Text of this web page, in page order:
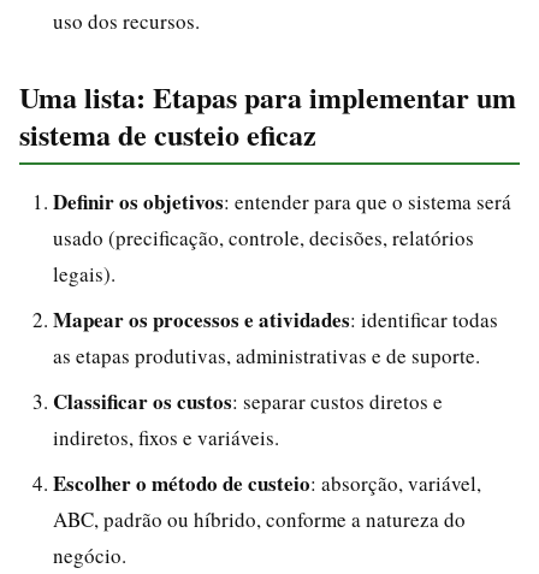
uso dos recursos.
Uma lista: Etapas para implementar um
sistema de custeio eficaz
Definir os objetivos: entender para que o sistema será
usado (precificação, controle, decisões, relatórios
legais).
Mapear os processos e atividades: identificar todas
as etapas produtivas, administrativas e de suporte.
Classificar os custos: separar custos diretos e
indiretos, fixos e variáveis.
Escolher o método de custeio: absorção, variável,
ABC, padrão ou híbrido, conforme a natureza do
negócio.